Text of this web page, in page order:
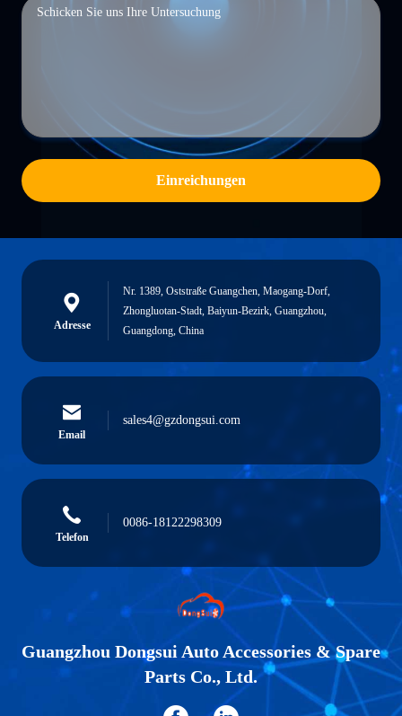
Einreichungen
Adresse
Nr. 1389, Oststraße Guangchen, Maogang-Dorf,
Zhongluotan-Stadt, Baiyun-Bezirk, Guangzhou,
Guangdong, China
Email
sales4@gzdongsui.com
Telefon
0086-18122298309
Guangzhou Dongsui Auto Accessories & Spare
Parts Co., Ltd.